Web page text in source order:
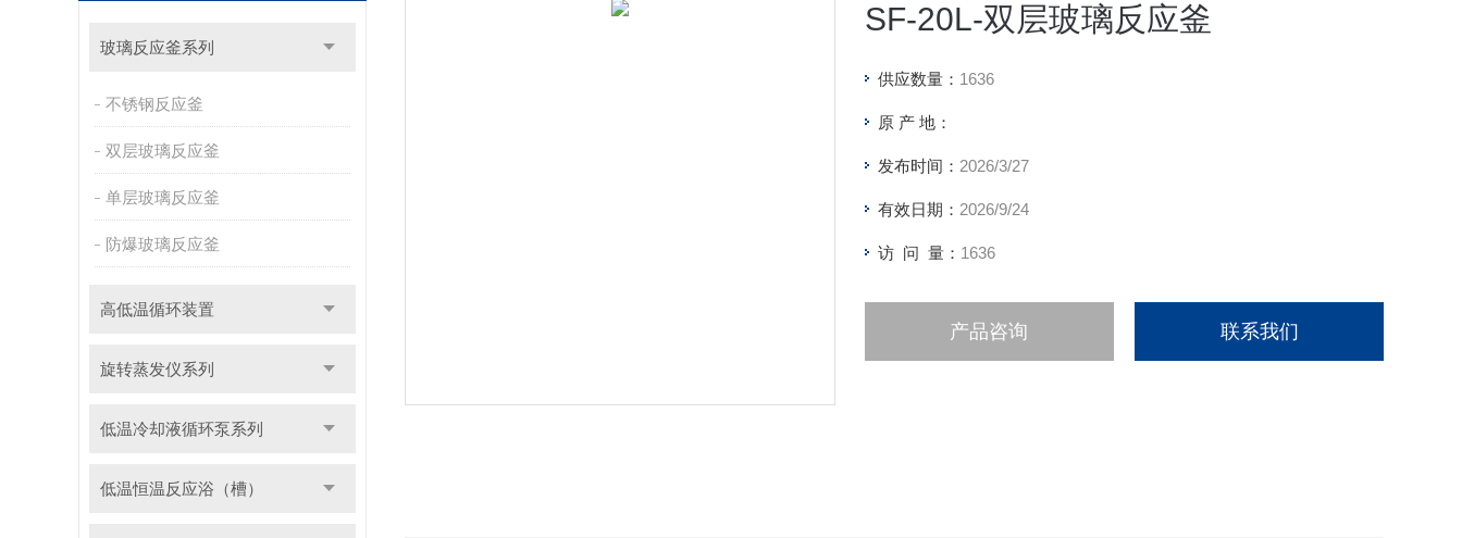
玻璃反应釜系列
不锈钢反应釜
双层玻璃反应釜
单层玻璃反应釜
防爆玻璃反应釜
高低温循环装置
旋转蒸发仪系列
低温冷却液循环泵系列
低温恒温反应浴（槽）
SF-20L-双层玻璃反应釜
供应数量： 1636
原 产 地：
发布时间： 2026/3/27
有效日期： 2026/9/24
访 问 量： 1636
产品咨询 联系我们